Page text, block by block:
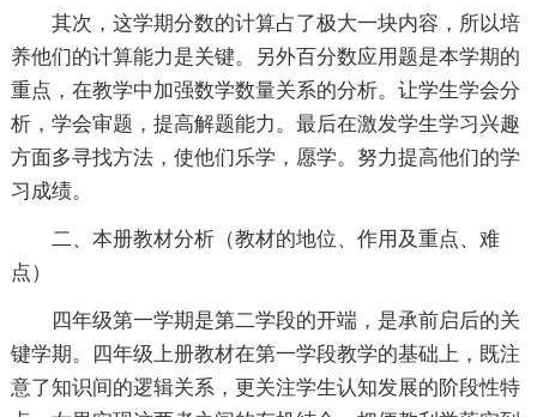
其次，这学期分数的计算占了极大一块内容，所以培
养他们的计算能力是关键。另外百分数应用题是本学期的
重点，在教学中加强数学数量关系的分析。让学生学会分
析，学会审题，提高解题能力。最后在激发学生学习兴趣
方面多寻找方法，使他们乐学，愿学。努力提高他们的学
习成绩。
二、本册教材分析（教材的地位、作用及重点、难
点）
四年级第一学期是第二学段的开端，是承前启后的关
键学期。四年级上册教材在第一学段教学的基础上，既注
意了知识间的逻辑关系，更关注学生认知发展的阶段性特